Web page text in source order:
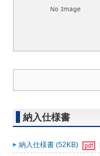
納入仕様書
納入仕様書 (52KB)